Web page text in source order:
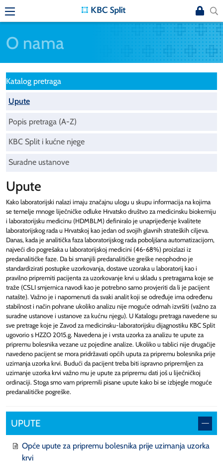
O nama
Katalog pretraga
Upute
Popis pretraga (A-Z)
KBC Split i kućne njege
Suradne ustanove
Upute
Kako laboratorijski nalazi imaju značajnu ulogu u skupu informacija na kojima
se temelje mnoge liječničke odluke Hrvatsko društvo za medicinsku biokemiju
i laboratorijsku medicinu (HDMBLM) definiralo je unaprijeđenje kvalitete
laboratorijskog rada u Hrvatskoj kao jedan od svojih glavnih strateških ciljeva.
Danas, kada je analitička faza laboratorijskog rada poboljšana automatizacijom,
najveći dio pogrešaka u laboratorijskoj medicini (46-68%) proizlazi iz
predanalitičke faze. Da bi smanjili predanalitičke greške neophodno je
standardizirati postupke uzorkovanja, dostave uzoraka u laboratorij kao i
pravilno pripremiti pacijenta za uzorkovanje krvi u skladu s pretragama koje se
traže (CSLI smjernica navodi kao je potrebno samo provjeriti da li je pacijent
natašte). Važno je i napomenuti da svaki analit koji se određuje ima određenu
stabilnost i način pohrane ukoliko analizu nije moguće odmah izvršiti (važno za
suradne ustanove i ustanove za kućnu njegu). U Katalogu pretraga navedene su
sve pretrage koje je Zavod za medicinsku-laboratorijsku dijagnostiku KBC Split
ugovorio s HZZO 2015.g. Navedena je i vrsta uzorka za analizu te upute za
pripremu bolesnika vezane uz pojedine analize. Ukoliko u tablici nije drugačije
navedeno pacijent se mora pridržavati općih uputa za pripremu bolesnika prije
uzimanja uzorka krvi. Budući da pacijent treba biti ispravno pripremljen za
uzimanje uzorka krvi važno mu je upute za pripremu dati još u liječničkoj
ordinaciji. Stoga smo vam pripremili pisane upute kako bi se izbjegle moguće
predanalitičke pogreške.
UPUTE
Opće upute za pripremu bolesnika prije uzimanja uzorka
krvi